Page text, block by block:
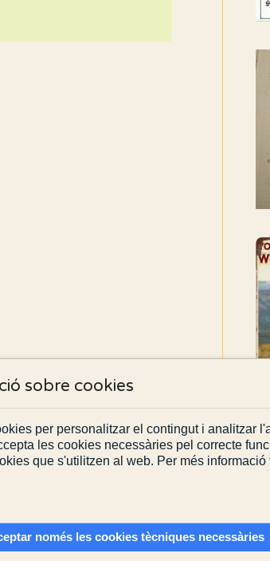
sobre cookies
per personalitzar el contingut i analitzar
les cookies necessàries pel correcte
que s'utilitzen al web. Per més informació
només les cookies tècniques necessàries